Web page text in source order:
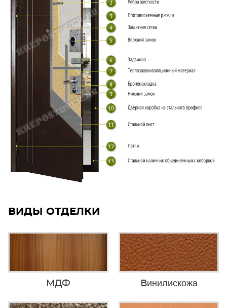
ВИДЫ ОТДЕЛКИ
МДФ Винилискожа